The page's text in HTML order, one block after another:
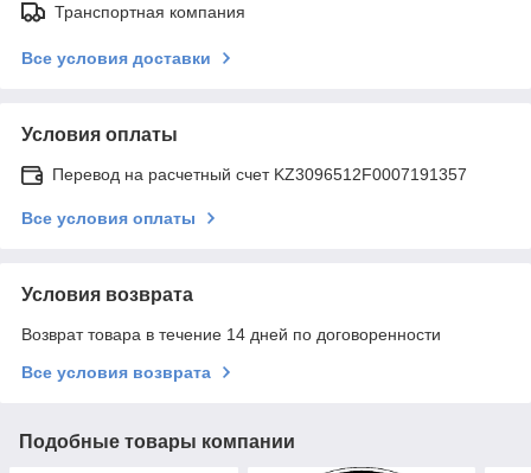
Транспортная компания
Все условия доставки
Условия оплаты
Перевод на расчетный счет KZ3096512F0007191357
Все условия оплаты
Условия возврата
Возврат товара в течение 14 дней по договоренности
Все условия возврата
Подобные товары компании